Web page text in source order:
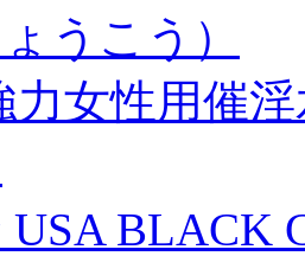
うこう）
力女性用催
USA BLACK